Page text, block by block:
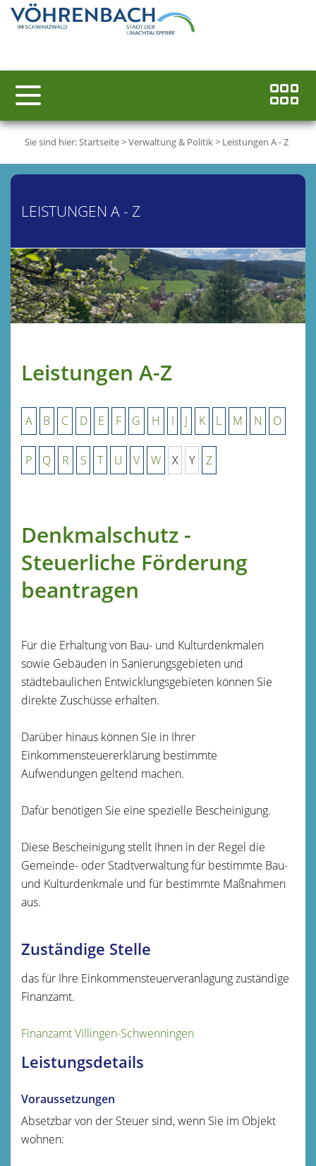
Sie sind hier:Startseite>Verwaltung & Politik> Leistungen A - Z
LEISTUNGEN A - Z
Leistungen A-Z
A B C D E F G H I J K L M N O
P Q R S T U V W X Y Z
Denkmalschutz -
Steuerliche Förderung
beantragen
Für die Erhaltung von Bau- und Kulturdenkmalen
sowie Gebäuden in Sanierungsgebieten und
städtebaulichen Entwicklungsgebieten können Sie
direkte Zuschüsse erhalten.
Darüber hinaus können Sie in Ihrer
Einkommensteuererklärung bestimmte
Aufwendungen geltend machen.
Dafür benötigen Sie eine spezielle Bescheinigung.
Diese Bescheinigung stellt Ihnen in der Regel die
Gemeinde- oder Stadtverwaltung für bestimmte Bau-
und Kulturdenkmale und für bestimmte Maßnahmen
aus.
Zuständige Stelle
das für Ihre Einkommensteuerveranlagung zuständige
Finanzamt.
Finanzamt Villingen-Schwenningen
Leistungsdetails
Voraussetzungen
Absetzbar von der Steuer sind, wenn Sie im Objekt
wohnen: